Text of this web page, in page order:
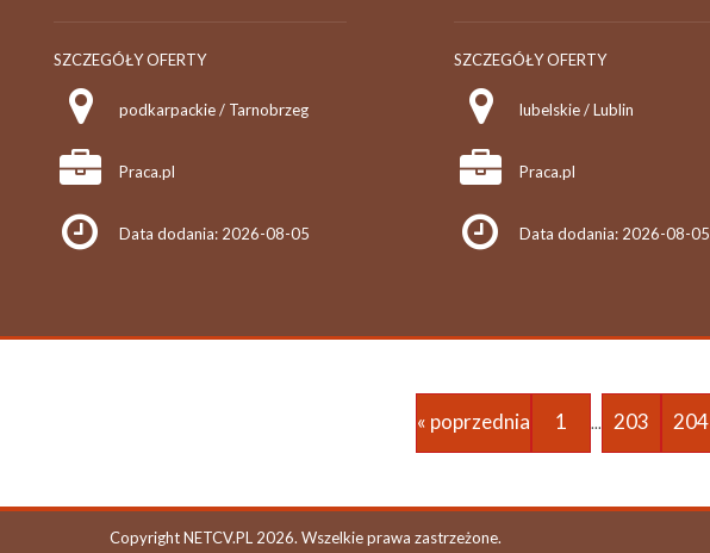
SZCZEGÓŁY OFERTY
podkarpackie / Tarnobrzeg
Praca.pl
Data dodania: 2026-08-05
SZCZEGÓŁY OFERTY
lubelskie / Lublin
Praca.pl
Data dodania: 2026-08-05
« poprzednia 1 ... 203 204
Copyright NETCV.PL 2026. Wszelkie prawa zastrzeżone.